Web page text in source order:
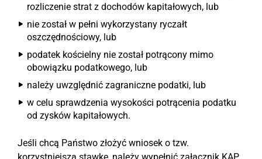
rozliczenie strat z dochodów kapitałowych, lub
nie został w pełni wykorzystany ryczałt
oszczędnościowy, lub
podatek kościelny nie został potrącony mimo
obowiązku podatkowego, lub
należy uwzględnić zagraniczne podatki, lub
w celu sprawdzenia wysokości potrącenia podatku
od zysków kapitałowych.
Jeśli chcą Państwo złożyć wniosek o tzw.